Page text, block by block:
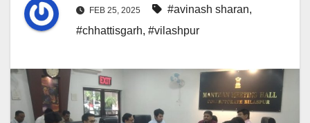
FEB 25, 2025 #avinash sharan,
#chhattisgarh, #vilashpur